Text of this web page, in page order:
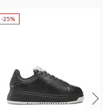
-25%